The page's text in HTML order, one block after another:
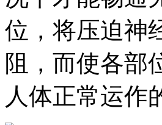
位，将压迫神
阻，而使各部
人体正常运作